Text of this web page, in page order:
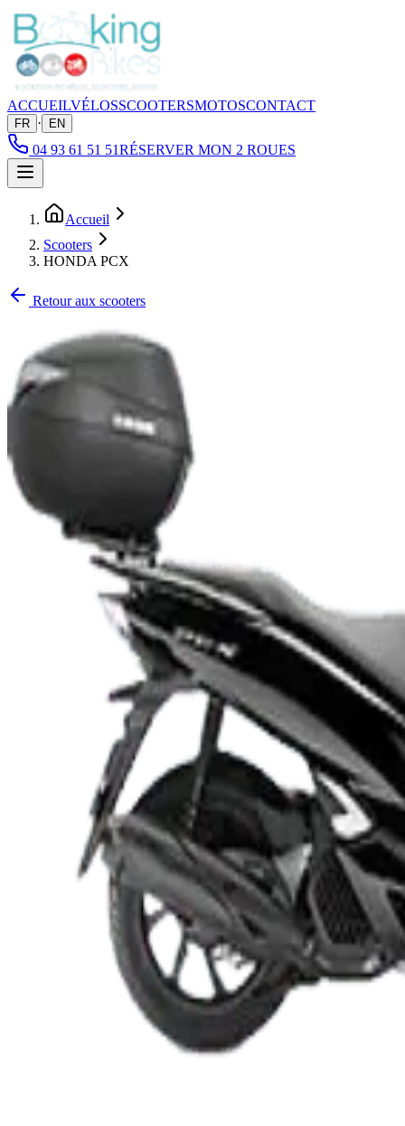
ACCUEILVÉLOSSCOOTERSMOTOSCONTACT
FR · EN
04 93 61 51 51RÉSERVER MON 2 ROUES
Accueil
Scooters
HONDA PCX
Retour aux scooters